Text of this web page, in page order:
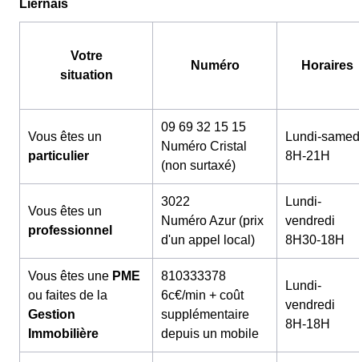
Liernais
Votre
situation
Numéro Horaires
Vous êtes un
particulier
09 69 32 15 15
Numéro Cristal
(non surtaxé)
Lundi-
8H-21H
Vous êtes un
professionnel
3022
Numéro Azur (prix
d'un appel local)
Lundi-
vendredi
8H30-18H
Vous êtes une PME
ou faites de la
Gestion
Immobilière
810333378
6c€/min + coût
supplémentaire
depuis un mobile
Lundi-
vendredi
8H-18H